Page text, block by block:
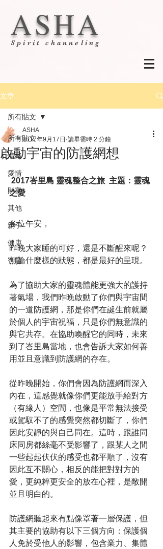
Spirit channeling
ASHA
文章
所有貼文
情緒
愛情
財富
其他
親子
健康
智慧
所有貼文
啟動宇宙的防護網想
ASHA
2017年9月17日 讀畢需時 2 分鐘
2017峇里島 靈魂整合之旅  主題：靈魂
之愛
各位午安，
昨晚大家睡的可好，還是不斷醒來呢？
無論什麼樣的狀態，都是最好的呈現。
為了協助大家的靈魂體能更強大的護持
著氣場，我們昨晚啟動了你們與宇宙間
的一道防護網，那是你們在誕生前就屬
於個人的宇宙祝福，只是你們無意識的
與它共存。在協助喚醒它的同時，未來
到了峇里島當地，也會告訴大家如何善
用並且意識到防護網的存在。
從昨晚開始，你們會因為防護網而深入
內在，這感覺就像你們更能放手給對方
（有緣人）空間，也像是平常無法接受
或駕馭不了的感覺突然都切斷了，你們
因此安靜的與自己同在。這時，跟誰同
床同房都絲毫不受影響了，跟某人之間
一些起起伏伏的感受也都平順了，沒有
因此互不關心，相反的能把對對方的
愛，更純粹更安全的放在心裡，是敞開
並且明白的。
防護網聽起來有點像罩著一層保護，但
其主要的協助有以下三個方向：保護個
人免於受他人的影響，包含業力、集體